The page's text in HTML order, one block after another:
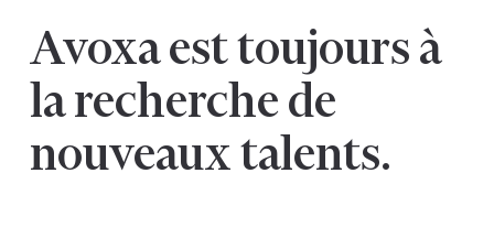
Avoxa est toujours à
la recherche de
nouveaux talents.